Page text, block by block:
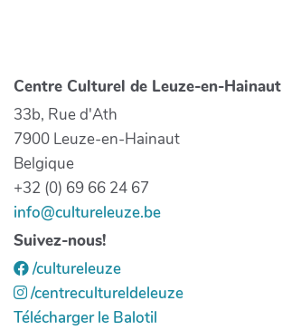
Centre Culturel de Leuze-en-Hainaut
33b, Rue d'Ath
7900 Leuze-en-Hainaut
Belgique
+32 (0) 69 66 24 67
info@cultureleuze.be
Suivez-nous!
/cultureleuze
/centrecultureldeleuze
Télécharger le Balotil